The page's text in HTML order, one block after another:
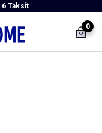
6 Taksit
0